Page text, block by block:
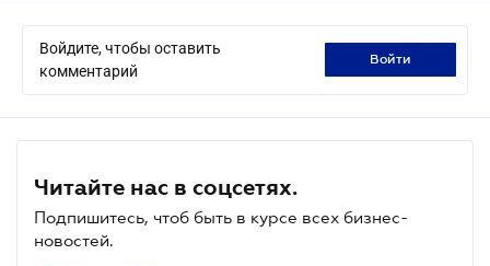
Войдите, чтобы оставить
комментарий
войти
Читайте нас в соцсетях.
Подпишитесь, чтоб быть в курсе всех бизнес-
новостей.